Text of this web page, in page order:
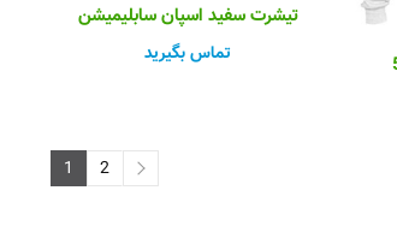
تیشرت سفید اسپان سابلیمیشن
تماس بگیرید
1
2